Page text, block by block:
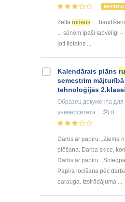
Zelta rudens
... sēnēm īpaši labvēlīgi –
ļoti lietains ...
Kalendārais plāns
semestrim
tehnoloģijās 2.klasei
Образец документа для
университета
8
Darbs ar papīru. „Ziema
plēšana. Darba skice,
Darbs ar papīru.
Papīra locīšana pēc
parauga. Izstrādājuma ...